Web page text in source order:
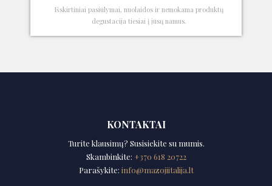
Išskirtiniai pasiūlymai, nuolaidos ir nemokama produktų
degustacija tiesiai į jūsų namus.
KONTAKTAI
Turite klausimų? Susisiekite su mumis.
Skambinkite: +370 618 20722
Parašykite: info@mazojiitalija.lt